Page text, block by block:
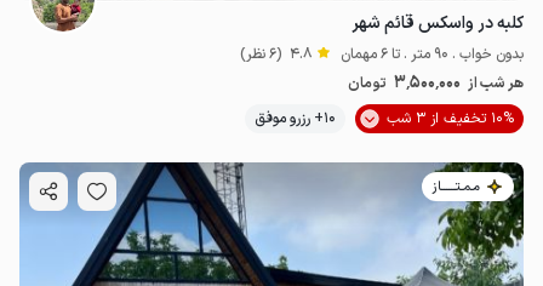
کلبه در واسکس قائم شهر
بدون خواب . 90 متر . تا 6 مهمان 4.8 (6 نظر)
هر شب از 3٬500٬000 تومان
10% تخفیف از 3 شب
10+ رزرو موفق
مـمـتــــــاز